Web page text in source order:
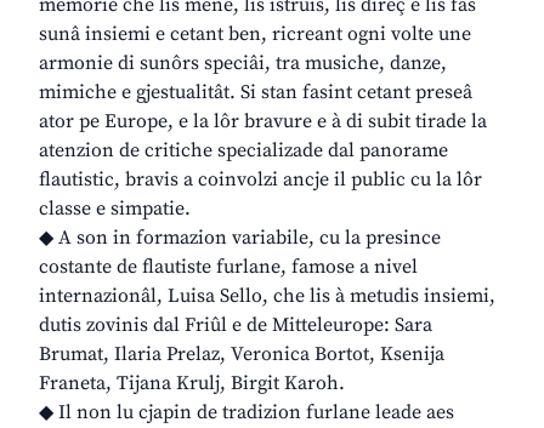
memorie che lis mene, lis istruìs, lis dirêç e lis fâs
sunâ insiemi e cetant ben, ricreant ogni volte une
armonie di sunôrs speciâi, tra musiche, danze,
mimiche e gjestualitât. Si stan fasint cetant preseâ
ator pe Europe, e la lôr bravure e à di subit tirade la
atenzion de critiche specializade dal panorame
flautistic, bravis a coinvolzi ancje il public cu la lôr
classe e simpatie.
◆ A son in formazion variabile, cu la presince
costante de flautiste furlane, famose a nivel
internazionâl, Luisa Sello, che lis à metudis insiemi,
dutis zovinis dal Friûl e de Mitteleurope: Sara
Brumat, Ilaria Prelaz, Veronica Bortot, Ksenija
Franeta, Tijana Krulj, Birgit Karoh.
◆ Il non lu cjapin de tradizion furlane leade aes